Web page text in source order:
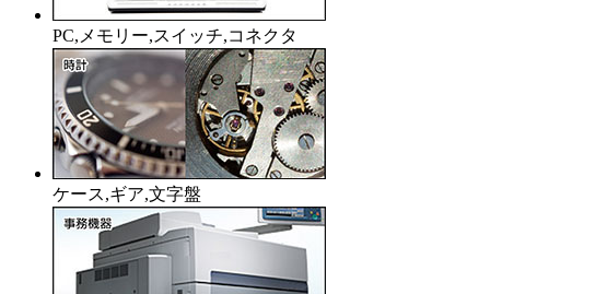
PC,メモリー,スイッチ,コネクタ
ケース,ギア,文字盤